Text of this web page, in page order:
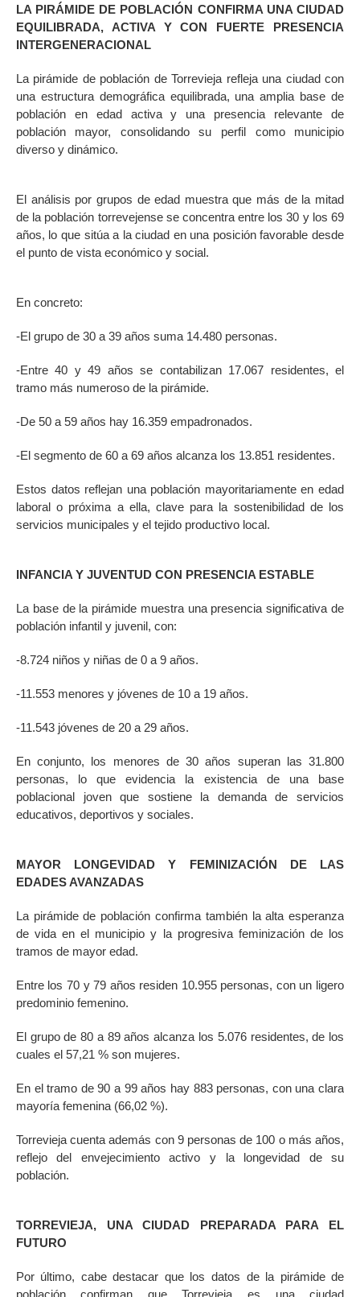
LA PIRÁMIDE DE POBLACIÓN CONFIRMA UNA CIUDAD
EQUILIBRADA, ACTIVA Y CON FUERTE PRESENCIA
INTERGENERACIONAL
La pirámide de población de Torrevieja refleja una ciudad con
una estructura demográfica equilibrada, una amplia base de
población en edad activa y una presencia relevante de
población mayor, consolidando su perfil como municipio
diverso y dinámico.
El análisis por grupos de edad muestra que más de la mitad
de la población torrevejense se concentra entre los 30 y los 69
años, lo que sitúa a la ciudad en una posición favorable desde
el punto de vista económico y social.
En concreto:
-El grupo de 30 a 39 años suma 14.480 personas.
-Entre 40 y 49 años se contabilizan 17.067 residentes, el
tramo más numeroso de la pirámide.
-De 50 a 59 años hay 16.359 empadronados.
-El segmento de 60 a 69 años alcanza los 13.851 residentes.
Estos datos reflejan una población mayoritariamente en edad
laboral o próxima a ella, clave para la sostenibilidad de los
servicios municipales y el tejido productivo local.
INFANCIA Y JUVENTUD CON PRESENCIA ESTABLE
La base de la pirámide muestra una presencia significativa de
población infantil y juvenil, con:
-8.724 niños y niñas de 0 a 9 años.
-11.553 menores y jóvenes de 10 a 19 años.
-11.543 jóvenes de 20 a 29 años.
En conjunto, los menores de 30 años superan las 31.800
personas, lo que evidencia la existencia de una base
poblacional joven que sostiene la demanda de servicios
educativos, deportivos y sociales.
MAYOR LONGEVIDAD Y FEMINIZACIÓN DE LAS
EDADES AVANZADAS
La pirámide de población confirma también la alta esperanza
de vida en el municipio y la progresiva feminización de los
tramos de mayor edad.
Entre los 70 y 79 años residen 10.955 personas, con un ligero
predominio femenino.
El grupo de 80 a 89 años alcanza los 5.076 residentes, de los
cuales el 57,21 % son mujeres.
En el tramo de 90 a 99 años hay 883 personas, con una clara
mayoría femenina (66,02 %).
Torrevieja cuenta además con 9 personas de 100 o más años,
reflejo del envejecimiento activo y la longevidad de su
población.
TORREVIEJA, UNA CIUDAD PREPARADA PARA EL
FUTURO
Por último, cabe destacar que los datos de la pirámide de